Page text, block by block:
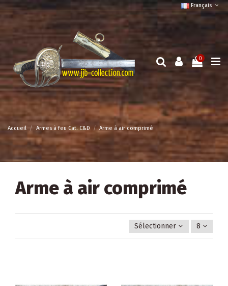
Français
0
Accueil Armes à feu Cat. C&D Arme à air comprimé
Arme à air comprimé
Sélectionner 8